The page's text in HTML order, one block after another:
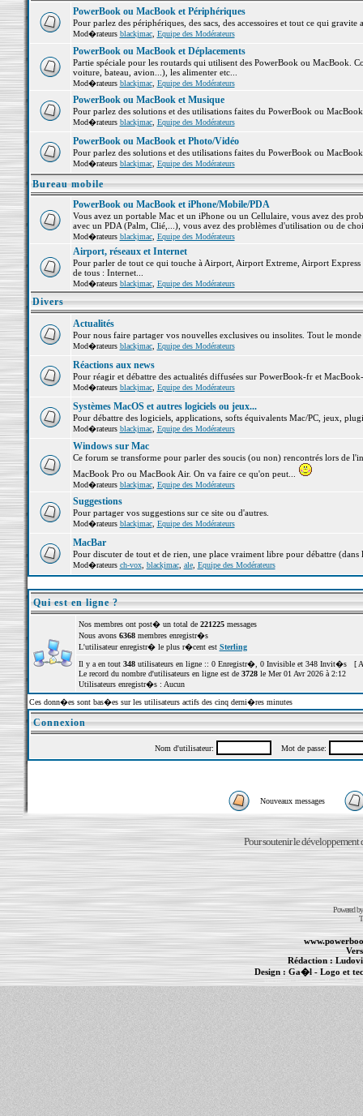
PowerBook ou MacBook et Périphériques
Pour parlez des périphériques, des sacs, des accessoires et tout ce qui
Mod�rateurs blackjmac, Equipe des Modérateurs
PowerBook ou MacBook et Déplacements
Partie spéciale pour les routards qui utilisent des PowerBook ou MacBook.
voiture, bateau, avion...), les alimenter etc...
Mod�rateurs blackjmac, Equipe des Modérateurs
PowerBook ou MacBook et Musique
Pour parlez des solutions et des utilisations faites du PowerBook ou
Mod�rateurs blackjmac, Equipe des Modérateurs
PowerBook ou MacBook et Photo/Vidéo
Pour parlez des solutions et des utilisations faites du PowerBook ou
Mod�rateurs blackjmac, Equipe des Modérateurs
Bureau mobile
PowerBook ou MacBook et iPhone/Mobile/PDA
Vous avez un portable Mac et un iPhone ou un Cellulaire, vous avez des
avec un PDA (Palm, Clié,...), vous avez des problèmes d'utilisation ou de
Mod�rateurs blackjmac, Equipe des Modérateurs
Airport, réseaux et Internet
Pour parler de tout ce qui touche à Airport, Airport Extreme, Airport
de tous : Internet...
Mod�rateurs blackjmac, Equipe des Modérateurs
Divers
Actualités
Pour nous faire partager vos nouvelles exclusives ou insolites. Tout le
Mod�rateurs blackjmac, Equipe des Modérateurs
Réactions aux news
Pour réagir et débattre des actualités diffusées sur PowerBook-fr et
Mod�rateurs blackjmac, Equipe des Modérateurs
Systèmes MacOS et autres logiciels ou jeux...
Pour débattre des logiciels, applications, softs équivalents Mac/PC, jeux,
Mod�rateurs blackjmac, Equipe des Modérateurs
Windows sur Mac
Ce forum se transforme pour parler des soucis (ou non) rencontrés lors de
MacBook Pro ou MacBook Air. On va faire ce qu'on peut...
Mod�rateurs blackjmac, Equipe des Modérateurs
Suggestions
Pour partager vos suggestions sur ce site ou d'autres.
Mod�rateurs blackjmac, Equipe des Modérateurs
MacBar
Pour discuter de tout et de rien, une place vraiment libre pour débattre (dans
Mod�rateurs ch-vox, blackjmac, ale, Equipe des Modérateurs
Qui est en ligne ?
Nos membres ont post� un total de 221225messages
Nous avons 6368membres enregistr�s
L'utilisateur enregistr� le plus r�cent est Sterling
Il y a en tout 348utilisateurs en ligne :: 0 Enregistr�, 0 Invisible et 348 Invit�s [
Le record du nombre d'utilisateurs en ligne est de 3728le Mer 01 Avr 2026 à 2:12
Utilisateurs enregistr�s : Aucun
Ces donn�es sont bas�es sur les utilisateurs actifs des cinq derni�res minutes
Connexion
Nom d'utilisateur: Mot de passe:
Nouveaux messages
Pour soutenir le développement
Powered
Rédaction :
Design : Ga�l- Logo et